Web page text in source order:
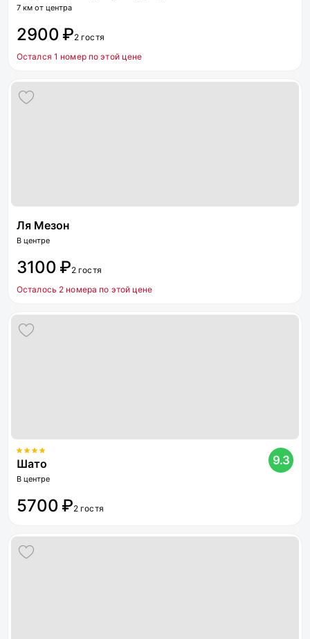
7 км от центра
2900 ₽2 гостя
Остался 1 номер по этой цене
Ля Мезон
В центре
3100 ₽2 гостя
Осталось 2 номера по этой цене
Шато
В центре
9.3
5700 ₽2 гостя